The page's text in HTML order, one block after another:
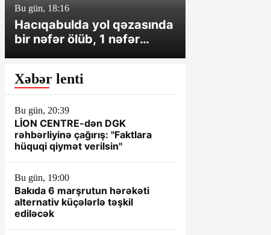
Bu gün, 18:16
Hacıqabulda yol qəzasında
bir nəfər ölüb, 1 nəfər
Xəbər lenti
Bu gün, 20:39
LİON CENTRE-dən DGK
rəhbərliyinə çağırış: "Faktlara
hüquqi qiymət verilsin"
Bu gün, 19:00
Bakıda 6 marşrutun hərəkəti
alternativ küçələrlə təşkil
ediləcək